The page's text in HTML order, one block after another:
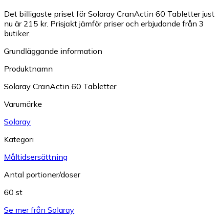
Det billigaste priset för Solaray CranActin 60 Tabletter just
nu är 215 kr. Prisjakt jämför priser och erbjudande från 3
butiker.
Grundläggande information
Produktnamn
Solaray CranActin 60 Tabletter
Varumärke
Solaray
Kategori
Måltidsersättning
Antal portioner/doser
60 st
Se mer från Solaray